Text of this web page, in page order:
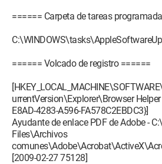
====== Carpeta de tareas
====== Volcado de registro ======
urrentVersion\Explorer\Browser
E8AD-4283-A596-FA578C2EBDC3}]
Ayudante de enlace PDF de Adobe -
Files\Archivos
[2009-02-27 75128]